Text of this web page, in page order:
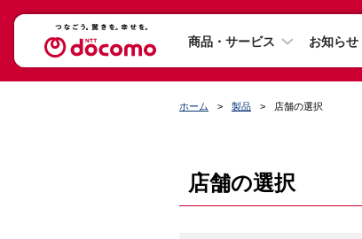
商品・サービス お知らせ
ホーム 製品 店舗の選択
店舗の選択